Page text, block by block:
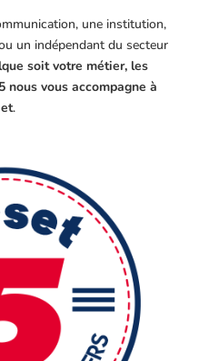
une institution,
un indépendant du secteur
soit votre métier, les
nous vous accompagne à
.